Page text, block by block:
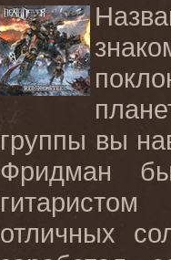
группы вы
Фридман
отличных